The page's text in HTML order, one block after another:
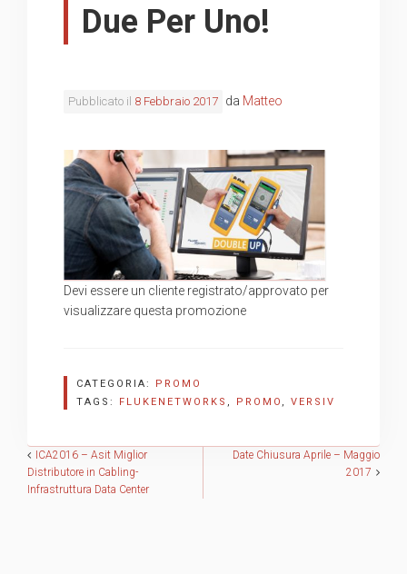
Due Per Uno!
Pubblicato il 8 Febbraio 2017 da Matteo
Devi essere un cliente registrato/approvato per
visualizzare questa promozione
CATEGORIA:
PROMO
TAGS:
FLUKENETWORKS , PROMO , VERSIV
Navigazione
articoli
ICA2016 – Asit Miglior
Distributore in Cabling-
Infrastruttura Data Center
Date Chiusura Aprile – Maggio
2017